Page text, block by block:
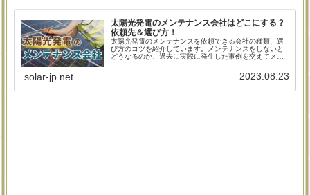
太陽光発電のメンテナンス会社はどこにする？
依頼先＆選び方！
太陽光発電のメンテナンスを依頼できる会社の種類、選
び方のコツを紹介しています。メンテナンスをしないと
どうなるのか、過去に実際に発生した事例を交えてメン
solar-jp.net 2023.08.23